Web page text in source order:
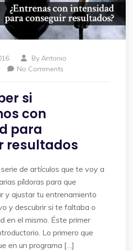
By Antonio
No Comments
si
con
para
resultados
de artículos que te voy a
píldoras para que
y ajustar tu entrenamiento
y descubrir si te faltaba o
en el mismo. Éste primer
Lo primero que
en un programa […]